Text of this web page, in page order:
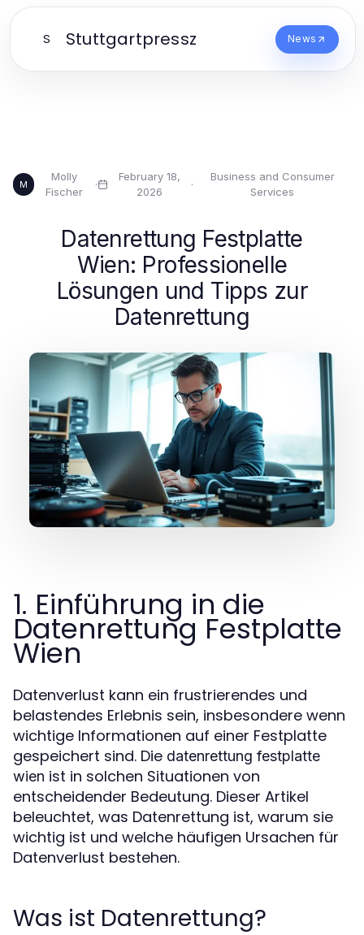
S Stuttgartpressz News
M
Molly
Fischer
·
February 18,
2026
·
Business and Consumer
Services
Datenrettung Festplatte
Wien: Professionelle
Lösungen und Tipps zur
Datenrettung
1. Einführung in die
Datenrettung Festplatte
Wien
Datenverlust kann ein frustrierendes und
belastendes Erlebnis sein, insbesondere wenn
wichtige Informationen auf einer Festplatte
gespeichert sind. Die datenrettung festplatte
wien ist in solchen Situationen von
entscheidender Bedeutung. Dieser Artikel
beleuchtet, was Datenrettung ist, warum sie
wichtig ist und welche häufigen Ursachen für
Datenverlust bestehen.
Was ist Datenrettung?